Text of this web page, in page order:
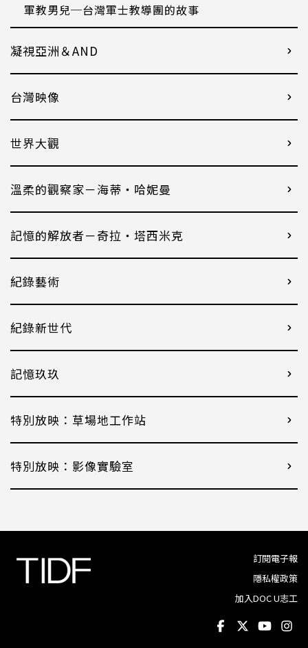
軍教男兒─台灣軍士教導團的故事
凝視亞洲＆AND
台灣映像
世界大觀
溫柔的觀察家－海蒂・哈妮曼
記憶的解放者－奇拉・塔西米克
紀錄藝術
紀錄新世代
記憶玖玖
特別放映：草場地工作站
特別放映：影像實驗室
訂閱電子報
隱私權政策
加入DOC U志工